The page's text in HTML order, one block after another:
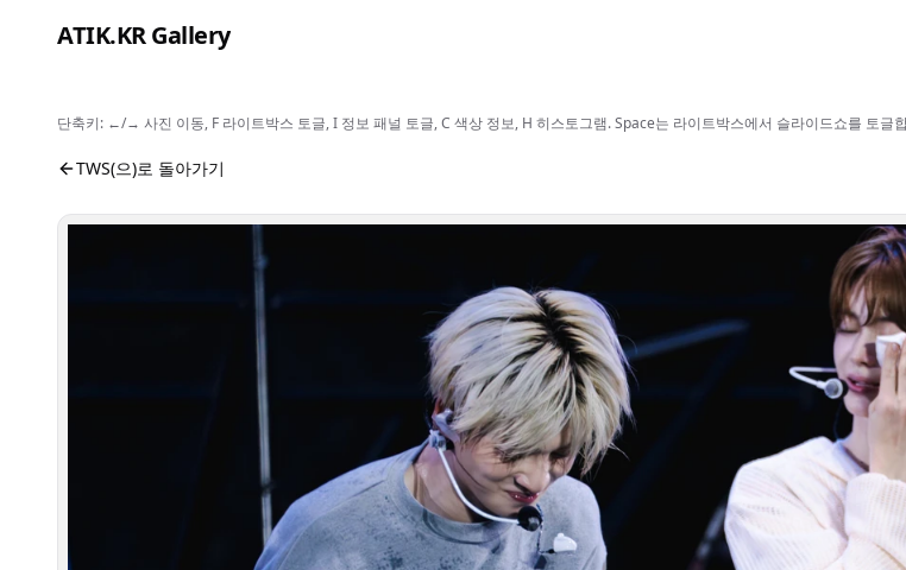
ATIK.KR Gallery
#SHINYU #JIHOON #HANJIN #Asia Top Artist Festival
사진 뷰어입니다. 버튼으로 전체화면, 공유, 정보 보기를 사용할 수 있습니다.
단축키: ←/→ 사진 이동, F 라이트박스 토글, I 정보 패널 토글, C 색상 정보, H 히스토그램. Space는 라이트박스에서 슬라이드쇼를 토글
TWS(으)로 돌아가기